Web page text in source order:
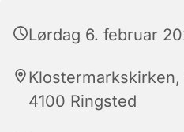
Lørdag 6. februar
4100 Ringsted